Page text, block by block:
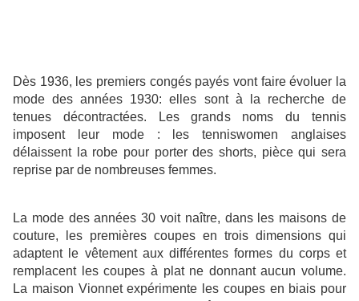
Dès 1936, les premiers congés payés vont faire évoluer la
mode des années 1930: elles sont à la recherche de
tenues décontractées. Les grands noms du tennis
imposent leur mode : les tenniswomen anglaises
délaissent la robe pour porter des shorts, pièce qui sera
reprise par de nombreuses femmes.
La mode des années 30 voit naître, dans les maisons de
couture, les premières coupes en trois dimensions qui
adaptent le vêtement aux différentes formes du corps et
remplacent les coupes à plat ne donnant aucun volume.
La maison Vionnet expérimente les coupes en biais pour